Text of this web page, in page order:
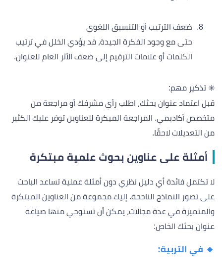
ضعف الترتيب أو التنسيق اللغوي
حتى مع وجود الفكرة الجيدة، قد يؤدي الخلل في ترتيب
الكلمات أو علامات الترقيم إلى ضعف الأثر العام للعنوان.
✳️ تذكير مهم:
قبل اعتماد عنوان بحثك، اطلب رأي مشرفك أو مراجعة من
متخصص أكاديمي. المراجعة المبكرة للعناوين توفر عليك الكثير
من التعديلات لاحقًا.
أمثلة على عناوين بحوث علمية مبتكرة
لا تكتمل فائدة أي دليل نظري دون أمثلة عملية تساعد الباحث
على تصور النماذج الناجحة. إليك مجموعة من العناوين المبتكرة
والمتميزة في عدة مجالات، يمكن أن تستوحي منها صياغة
عنوان بحثك الخاص:
🔹 في التربية: